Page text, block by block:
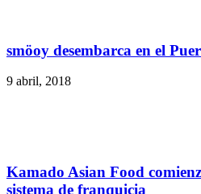
smöoy desembarca en el
9 abril, 2018
Kamado Asian Food
sistema de franquicia